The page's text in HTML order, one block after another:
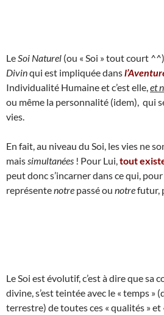
Le Soi Naturel (ou « Soi » tout court
Divinqui est impliquée dans
Individualité Humaine et c’est elle, et
ou même la personnalité (idem), qui
vies.
En fait, au niveau du Soi, les vies ne
mais simultanées ! Pour Lui, tout
peut donc s’incarner dans ce qui,
représentenotre passé ou notrefutur,
Le Soi est évolutif, c’est à dire que sa
divine, s’est teintée avec le « temps »
terrestre) de toutes ces « qualités » et